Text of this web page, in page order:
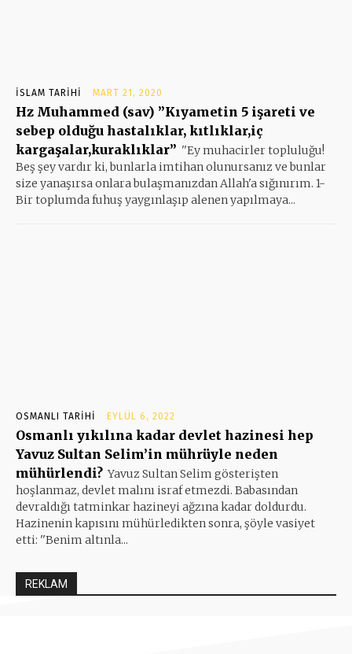
İSLAM TARIHI MART 21, 2020
Hz Muhammed (sav) ”Kıyametin 5 işareti ve
sebep olduğu hastalıklar, kıtlıklar,iç
kargaşalar,kuraklıklar” ''Ey muhacirler topluluğu!
Beş şey vardır ki, bunlarla imtihan olunursanız ve bunlar
size yanaşırsa onlara bulaşmanızdan Allah'a sığınırım. 1-
Bir toplumda fuhuş yaygınlaşıp alenen yapılmaya...
OSMANLI TARIHI EYLÜL 6, 2022
Osmanlı yıkılına kadar devlet hazinesi hep
Yavuz Sultan Selim’in mührüyle neden
mühürlendi? Yavuz Sultan Selim gösterişten
hoşlanmaz, devlet malını israf etmezdi. Babasından
devraldığı tatminkar hazineyi ağzına kadar doldurdu.
Hazinenin kapısını mühürledikten sonra, şöyle vasiyet
etti: ''Benim altınla...
REKLAM